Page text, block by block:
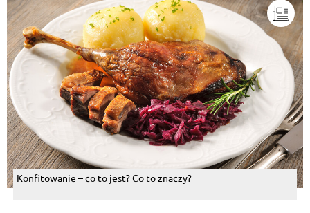
Konfitowanie – co to jest? Co to znaczy?